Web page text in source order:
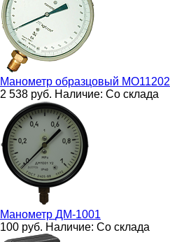
Манометр образцовый МО11202
2 538 руб. Наличие: Со склада
Манометр ДМ-1001
100 руб. Наличие: Со склада